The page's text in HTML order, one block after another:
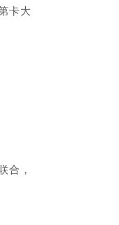
卡大
合，